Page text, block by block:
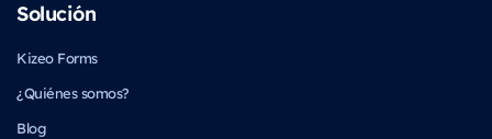
Solución
Kizeo Forms
¿Quiénes somos?
Blog